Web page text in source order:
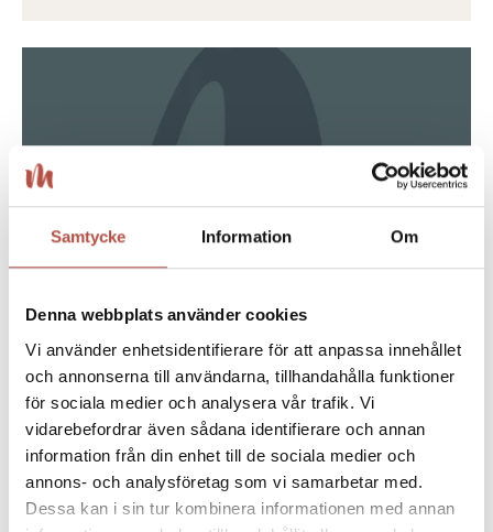
Samtycke Information Om
Denna webbplats använder cookies
Vi använder enhetsidentifierare för att anpassa innehållet
och annonserna till användarna, tillhandahålla funktioner
för sociala medier och analysera vår trafik. Vi
vidarebefordrar även sådana identifierare och annan
information från din enhet till de sociala medier och
annons- och analysföretag som vi samarbetar med.
Dessa kan i sin tur kombinera informationen med annan
08 maj 2026
Sommarjobba på Medlefors i Skellefteå ♡